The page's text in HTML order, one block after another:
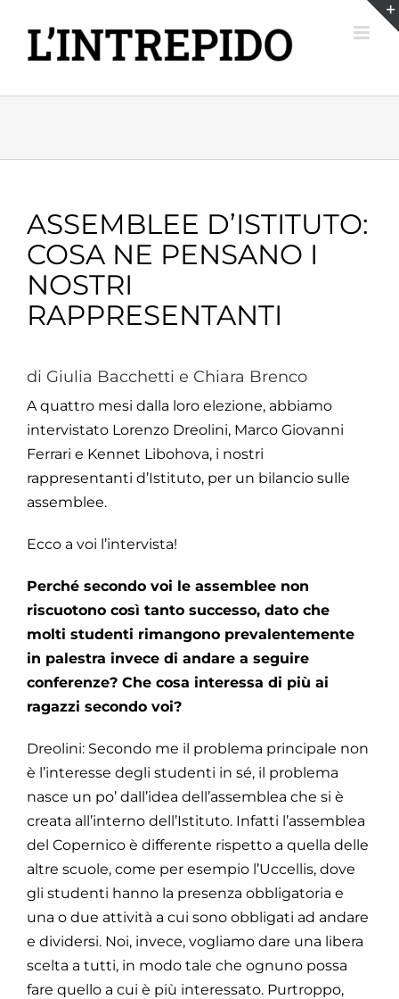
contenuto
ASSEMBLEE D’ISTITUTO:
COSA NE PENSANO I
NOSTRI
RAPPRESENTANTI
di Giulia Bacchetti e Chiara Brenco
A quattro mesi dalla loro elezione, abbiamo
intervistato Lorenzo Dreolini, Marco Giovanni
Ferrari e Kennet Libohova, i nostri
rappresentanti d’Istituto, per un bilancio sulle
assemblee.
Ecco a voi l’intervista!
Perché secondo voi le assemblee non
riscuotono così tanto successo, dato che
molti studenti rimangono prevalentemente
in palestra invece di andare a seguire
conferenze? Che cosa interessa di più ai
ragazzi secondo voi?
Dreolini: Secondo me il problema principale non
è l’interesse degli studenti in sé, il problema
nasce un po’ dall’idea dell’assemblea che si è
creata all’interno dell’Istituto. Infatti l’assemblea
del Copernico è differente rispetto a quella delle
altre scuole, come per esempio l’Uccellis, dove
gli studenti hanno la presenza obbligatoria e
una o due attività a cui sono obbligati ad andare
e dividersi. Noi, invece, vogliamo dare una libera
scelta a tutti, in modo tale che ognuno possa
fare quello a cui è più interessato. Purtroppo,